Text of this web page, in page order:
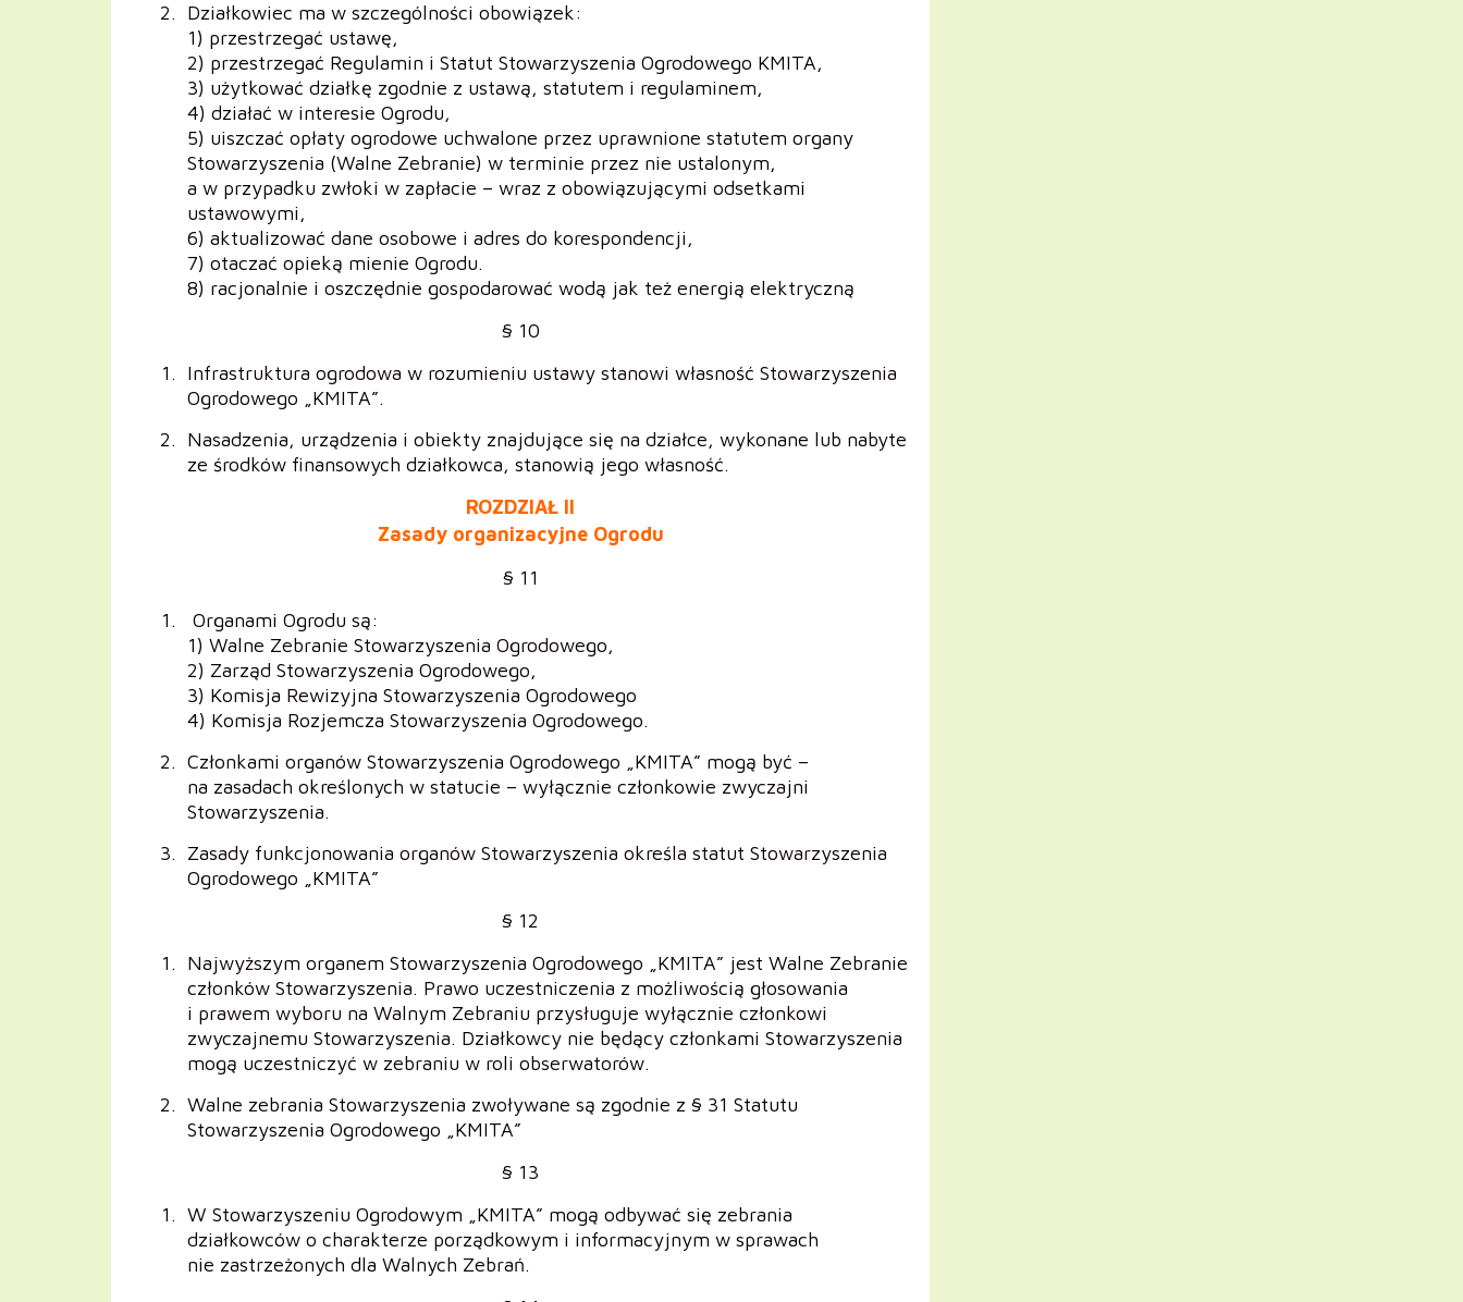
Działkowiec ma w szczególności obowiązek:
1) przestrzegać ustawę,
2) przestrzegać Regulamin i Statut Stowarzyszenia Ogrodowego KMITA,
3) użytkować działkę zgodnie z ustawą, statutem i regulaminem,
4) działać w interesie Ogrodu,
5) uiszczać opłaty ogrodowe uchwalone przez uprawnione statutem organy
Stowarzyszenia (Walne Zebranie) w terminie przez nie ustalonym,
a w przypadku zwłoki w zapłacie – wraz z obowiązującymi odsetkami
ustawowymi,
6) aktualizować dane osobowe i adres do korespondencji,
7) otaczać opieką mienie Ogrodu.
8) racjonalnie i oszczędnie gospodarować wodą jak też energią elektryczną
§ 10
Infrastruktura ogrodowa w rozumieniu ustawy stanowi własność Stowarzyszenia
Ogrodowego „KMITA”.
Nasadzenia, urządzenia i obiekty znajdujące się na działce, wykonane lub nabyte
ze środków finansowych działkowca, stanowią jego własność.
ROZDZIAŁ II
Zasady organizacyjne Ogrodu
§ 11
Organami Ogrodu są:
1) Walne Zebranie Stowarzyszenia Ogrodowego,
2) Zarząd Stowarzyszenia Ogrodowego,
3) Komisja Rewizyjna Stowarzyszenia Ogrodowego
4) Komisja Rozjemcza Stowarzyszenia Ogrodowego.
Członkami organów Stowarzyszenia Ogrodowego „KMITA” mogą być –
na zasadach określonych w statucie – wyłącznie członkowie zwyczajni
Stowarzyszenia.
Zasady funkcjonowania organów Stowarzyszenia określa statut Stowarzyszenia
Ogrodowego „KMITA”
§ 12
Najwyższym organem Stowarzyszenia Ogrodowego „KMITA” jest Walne Zebranie
członków Stowarzyszenia. Prawo uczestniczenia z możliwością głosowania
i prawem wyboru na Walnym Zebraniu przysługuje wyłącznie członkowi
zwyczajnemu Stowarzyszenia. Działkowcy nie będący członkami Stowarzyszenia
mogą uczestniczyć w zebraniu w roli obserwatorów.
Walne zebrania Stowarzyszenia zwoływane są zgodnie z § 31 Statutu
Stowarzyszenia Ogrodowego „KMITA”
§ 13
W Stowarzyszeniu Ogrodowym „KMITA” mogą odbywać się zebrania
działkowców o charakterze porządkowym i informacyjnym w sprawach
nie zastrzeżonych dla Walnych Zebrań.